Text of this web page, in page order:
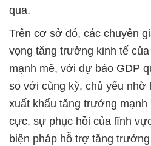
qua.
Trên cơ sở đó, các chuyên
vọng tăng trưởng kinh tế
mạnh mẽ, với dự báo GDP
so với cùng kỳ, chủ yếu nhờ
xuất khẩu tăng trưởng mạnh
cực, sự phục hồi của lĩnh
biện pháp hỗ trợ tăng